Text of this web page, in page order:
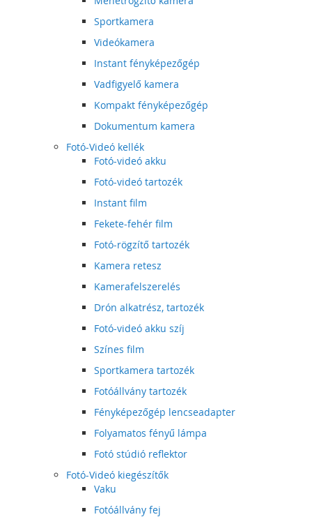
Sportkamera
Videókamera
Instant fényképezőgép
Vadfigyelő kamera
Kompakt fényképezőgép
Dokumentum kamera
Fotó-Videó kellék
Fotó-videó akku
Fotó-videó tartozék
Instant film
Fekete-fehér film
Fotó-rögzítő tartozék
Kamera retesz
Kamerafelszerelés
Drón alkatrész, tartozék
Fotó-videó akku szíj
Színes film
Sportkamera tartozék
Fotóállvány tartozék
Fényképezőgép lencseadapter
Folyamatos fényű lámpa
Fotó stúdió reflektor
Fotó-Videó kiegészítők
Vaku
Fotóállvány fej